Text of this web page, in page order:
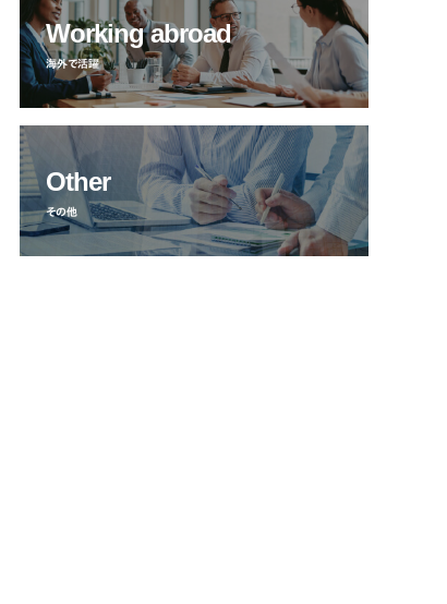
Working abroad
海外で活躍
Other
その他